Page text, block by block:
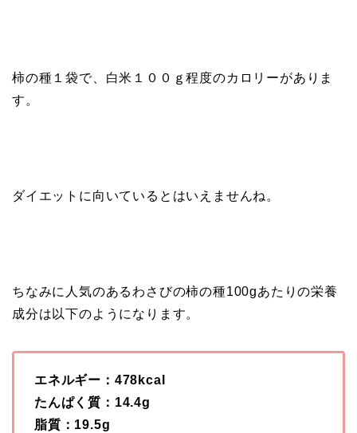
柿の種１袋で、白米１００ｇ程度のカロリーがありま
す。
ダイエットに向いているとはいえませんね。
ちなみに人気のあるわさびの柿の種100gあたりの栄養
成分は以下のようになります。
エネルギー：478kcal
たんぱく質：14.4g
脂質：19.5g